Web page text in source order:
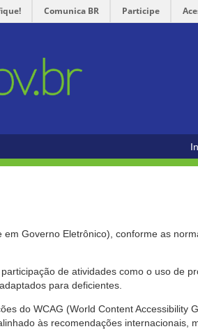
Comunica BR Participe
Governo Eletrônico), conforme as
de atividades como o uso de
para deficientes.
do WCAG (World Content Accessibility
às recomendações